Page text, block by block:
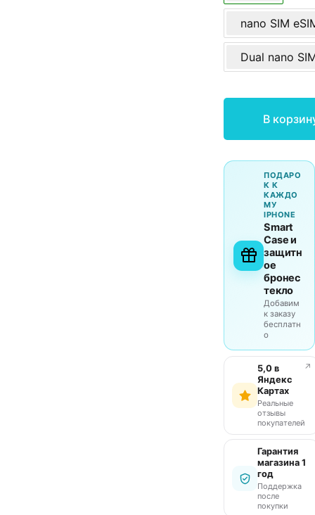
nano SIM
Dual nano
В
ПОДАРО
К К
КАЖДО
МУ
IPHONE
Smart
Case и
защитн
ое
бронес
текло
Добавим
к заказу
бесплатн
о
5,0 в
Яндекс
Картах
Реальные
отзывы
покупателей
↗
Гарантия
магазина 1
год
Поддержка
после
покупки